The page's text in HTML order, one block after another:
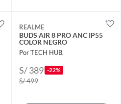
REALME
BUDS AIR 8 PRO ANC IP55
COLOR NEGRO
Por TECH HUB.
S/ 389 -22%
S/ 499